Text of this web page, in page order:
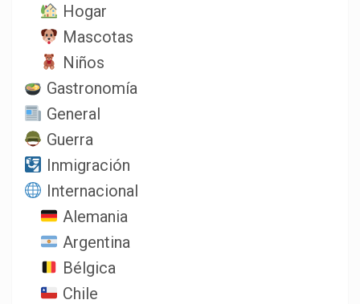
Hogar
Mascotas
Niños
Gastronomía
General
Guerra
Inmigración
Internacional
Alemania
Argentina
Bélgica
Chile